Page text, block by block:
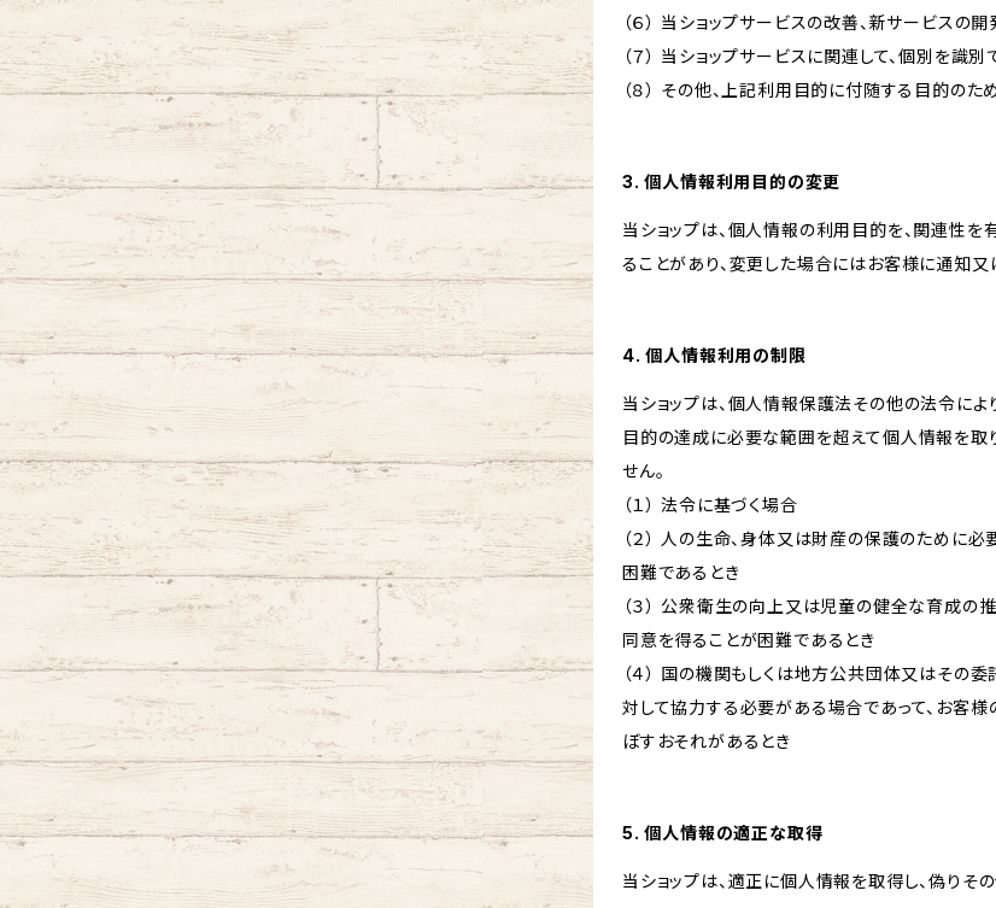
（６） 当ショップサービスの改善、新サービスの
（７） 当ショップサービスに関連して、個別を
（８） その他、上記利用目的に付随する目的のため
3. 個人情報利用目的の変更
当ショップは、個人情報の利用目的を、関連性
ることがあり、変更した場合にはお客様に通知又
4. 個人情報利用の制限
当ショップは、個人情報保護法その他の法令に
目的の達成に必要な範囲を超えて個人情報を取
せん。
（１） 法令に基づく場合
（２） 人の生命、身体又は財産の保護のために
困難であるとき
（３） 公衆衛生の向上又は児童の健全な育成の
同意を得ることが困難であるとき
（４） 国の機関もしくは地方公共団体又はその
対して協力する必要がある場合であって、お客
ぼすおそれがあるとき
5. 個人情報の適正な取得
当ショップは、適正に個人情報を取得し、偽りそ
ロザリー・ロックハート
野々宮 ねむ
珊瑚しゅか
夢羽九
おきゅたんbot
羽月ゆなな
松山そーいち
秋乃雨音
白原 ゆき
天鈴凱斗